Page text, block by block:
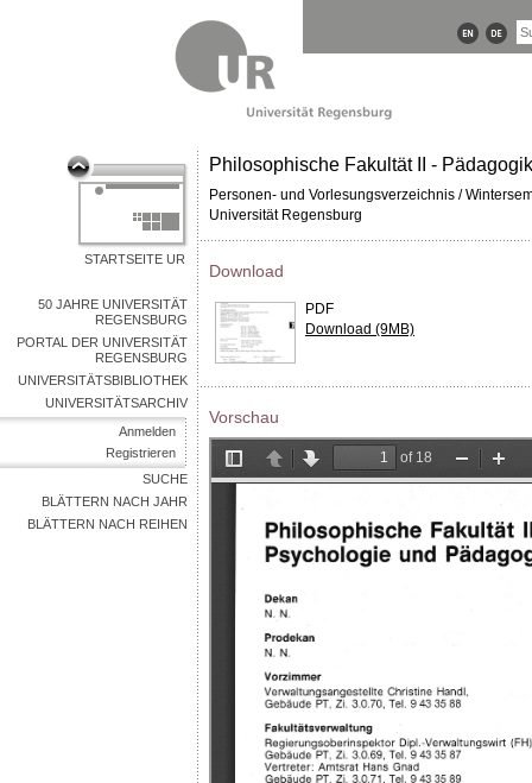
STARTSEITE UR
50 JAHRE UNIVERSITÄT
REGENSBURG
PORTAL DER UNIVERSITÄT
REGENSBURG
UNIVERSITÄTSBIBLIOTHEK
UNIVERSITÄTSARCHIV
Anmelden
Registrieren
SUCHE
BLÄTTERN NACH JAHR
BLÄTTERN NACH REIHEN
Philosophische Fakultät II -
Personen- und Vorlesungsverzeichnis /
Universität Regensburg
Download
PDF
Download (9MB)
Vorschau